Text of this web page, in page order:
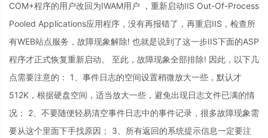
COM+程序的用户改回为IWAM用户 ，重新启动IIS Out-Of-Process
Pooled Applications应用程序，没有再报错了，再重启IIS，检查所
有WEB站点服务，故障现象解除! 也就是说到了这一步IIS下面的ASP
程序才正式恢复重新启动。 至此，故障现象全部排除! 因此，以下几
点需要注意的： 1、事件日志的空间设置稍微放大一些，默认才
512K，根据硬盘空间，适当放大一些，避免出现日志文件已满的情
况； 2、不要随便轻易清空事件日志中的事件记录，很多故障现象需
要从这个里面下手找原因； 3、所有返回的系统提示信息一定要注